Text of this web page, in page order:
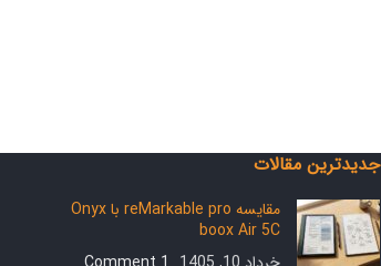
جدیدترین مقالات
مقایسه reMarkable pro با Onyx
boox Air 5C